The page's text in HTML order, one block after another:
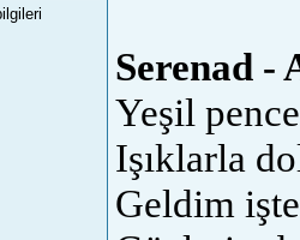
Serenad -
Yeşil
Işıklarla
Geldim